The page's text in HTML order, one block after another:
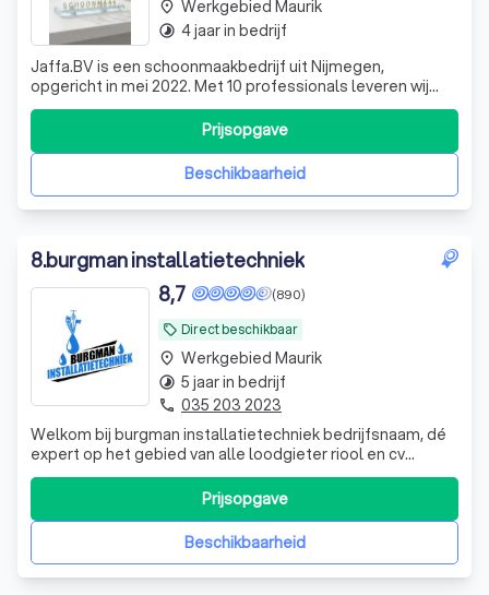
Jaffa.BV is een schoonmaakbedrijf uit Nijmegen,
opgericht in mei 2022. Met 10 professionals leveren wij
betrouwbare, zorgvuldige schoonmaak voor bedrijven en
particulieren. Schoon tot in detail.
Beschikbaarheid
Prijsopgave
place Werkgebied Maurik
timelapse 4 jaar in bedrijf
8.burgman installatietechniek
local_offer Direct beschikbaar
(890)
8,7
Welkom bij burgman installatietechniek bedrijfsnaam, dé
expert op het gebied van alle loodgieter riool en cv
klussen en staan wij bekend om onze betrouwbare en
kwalitatieve dienstverlening. Bij burgman
installatietechniek bedrijfsnaam zijn we gespecialiseerd in
verschillende soorten klussen, waaro
Beschikbaarheid
Prijsopgave
place Werkgebied Maurik
timelapse 5 jaar in bedrijf
phone 035 203 2023